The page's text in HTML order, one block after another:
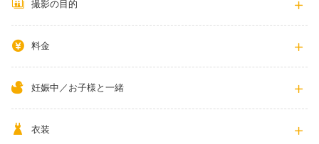
撮影の目的
料金
妊娠中／お子様と一緒
衣装